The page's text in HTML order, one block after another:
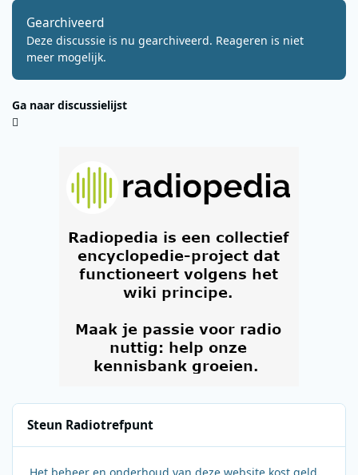
Gearchiveerd
Deze discussie is nu gearchiveerd. Reageren is niet
meer mogelijk.
Ga naar discussielijst
Steun Radiotrefpunt